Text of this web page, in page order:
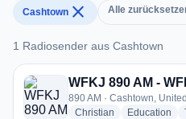
Cashtown close Alle
1 Radiosender aus Cashtown
1 Radiosender aus Cashtown
WFKJ 890 AM -
890 AM · Cashtown,
Christian radio stations
Education